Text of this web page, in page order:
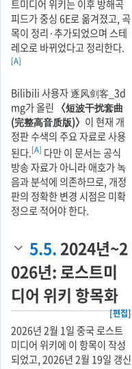
트미디어 위키는 이후 방해곡
피드가 중싱 6E로 옮겨졌고, 곡
목이 정리·추가되었으며 스테
레오로 바뀌었다고 정리한다.
[A]
Bilibili 사용자 逐风剑客_3d
mg가 올린 〈短波干扰套曲
(完整高音质版)〉 이 현재 개
정판 수색의 주요 자료로 사용
된다.[A] 다만 이 문서는 공식
방송 자료가 아니라 애호가 녹
음과 분석에 의존하므로, 개정
판의 정확한 변경 시점은 미확
정으로 적어야 한다.
5.5. 2024년~2
026년: 로스트미
디어 위키 항목화
[편집]
2026년 2월 1일 중국 로스트
미디어 위키에 이 항목이 작성
되었고, 2026년 2월 19일 갱신